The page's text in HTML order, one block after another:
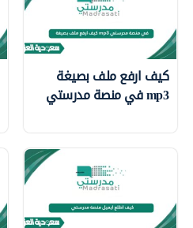
كيف ارفع ملف بصيغة
mp3 في منصة مدرستي